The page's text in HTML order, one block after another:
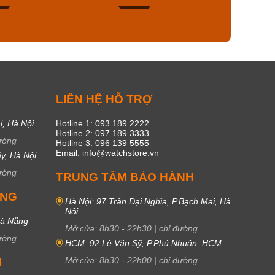
Hà Nội
Hà Nội
Nẵng
LIÊN HỆ HỖ TRỢ
Hotline 1: 093 189 2222
Hotline 2: 097 189 3333
Hotline 3: 096 139 5555
Email: info@watchstore.vn
TRUNG TÂM BẢO HÀNH
Hà Nội: 97 Trần Đại Nghĩa, P.Bạch Mai, Hà
Nội
Mở cửa: 8h30 - 22h30 | chỉ đường
HCM: 92 Lê Văn Sỹ, P.Phú Nhuận, HCM
Mở cửa: 8h30 - 22h00 | chỉ đường